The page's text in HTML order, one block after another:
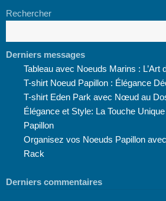
Rechercher
Derniers messages
Tableau avec Noeuds Marins : L’Art
T-shirt Noeud Papillon : Élégance
T-shirt Eden Park avec Nœud au
Élégance et Style: La Touche
Papillon
Organisez vos Noeuds Papillon
Rack
Derniers commentaires